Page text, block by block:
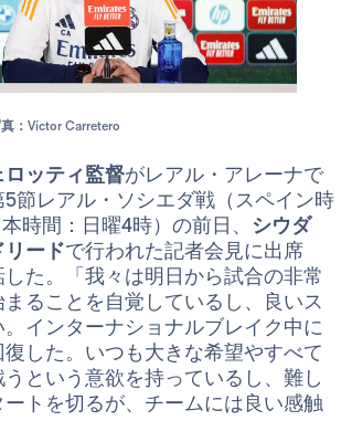
：Víctor Carretero
ッティ監督がレアル・アレーナで
5節レアル・ソシエダ戦（スペイン時
時間：日曜4時）の前日、 シウダ
リードで行われた記者会見に出席
した。「我々は明日から試合の非常
ることを自覚しているし、良いス
インターナショナルブレイク中に
した。いつも大きな希望やすべて
という意欲を持っているし、難し
トを切るが、チームには良い感触